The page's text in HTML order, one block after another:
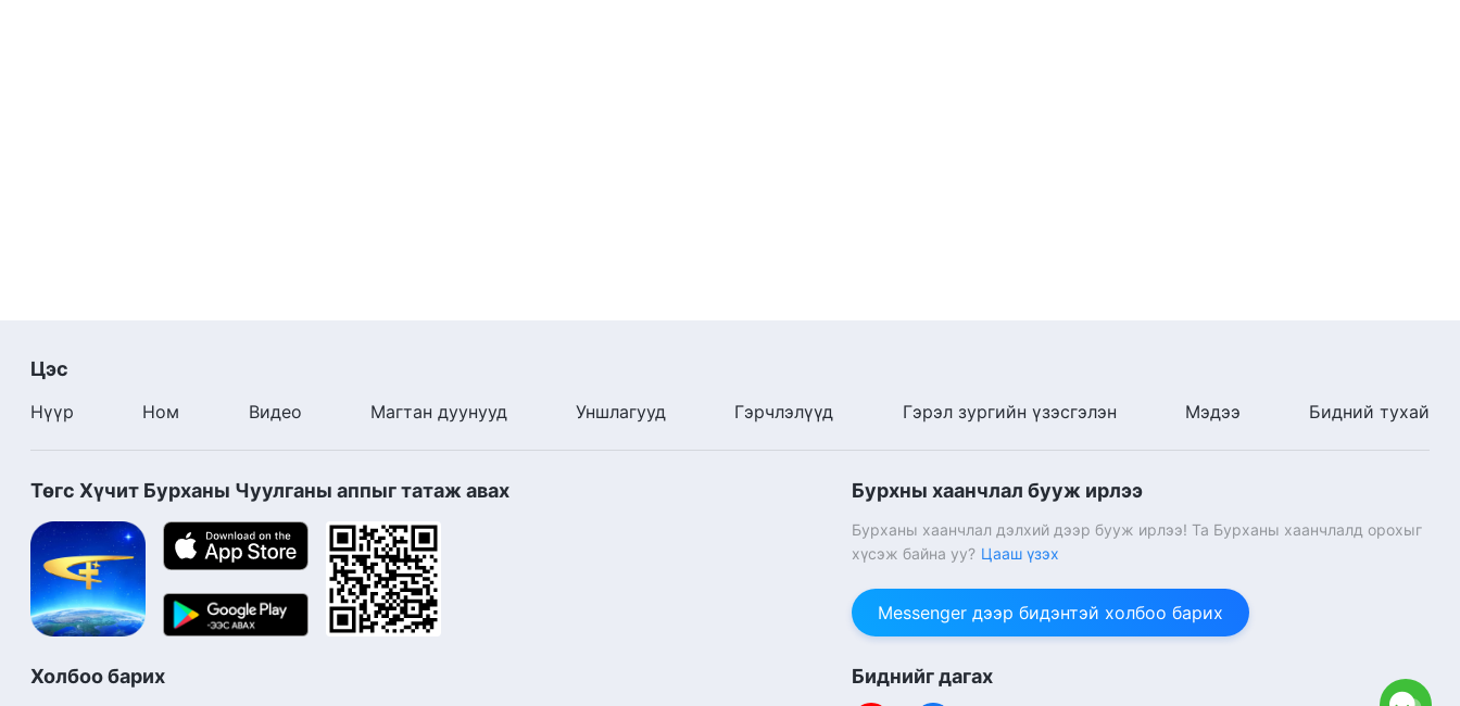
Цэс
Нүүр Ном Видео Магтан дуунууд Уншлагууд Гэрчлэлүүд Гэрэл зургийн үзэсгэлэн Мэдээ Бидний тухай
Төгс Хүчит Бурханы Чуулганы аппыг татаж авах
Холбоо барих
Бурхны хаанчлал бууж ирлээ
Бурханы хаанчлал дэлхий дээр бууж ирлээ! Та Бурханы хаанчлалд орохыг
хүсэж байна уу? Цааш үзэх
Messenger дээр бидэнтэй холбоо барих
Биднийг дагах